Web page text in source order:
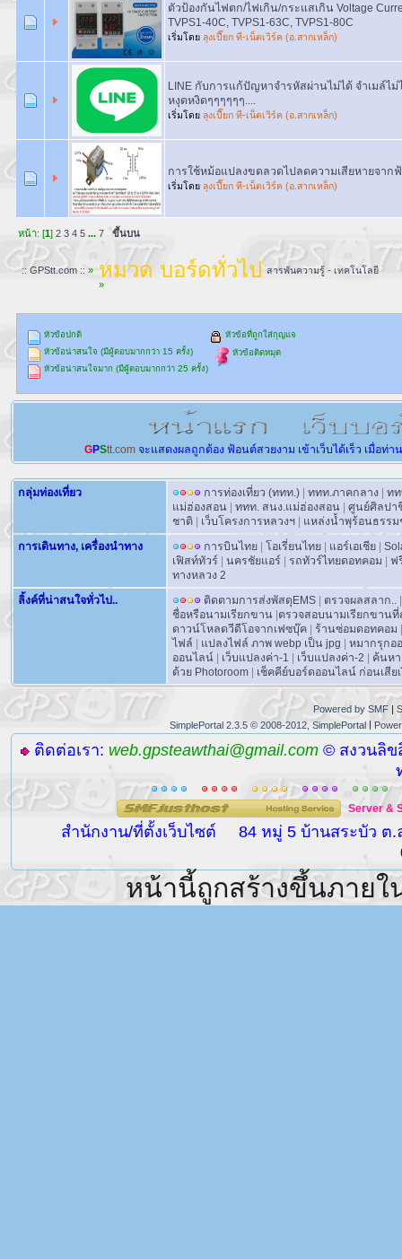
ตัวป้องกันไฟตก/ไฟเกิน/กระแสเกิน Voltage
TVPS1-40C, TVPS1-63C, TVPS1-80C
เริ่มโดย ลุงเปี๊ยก ที-เน็ตเวิร์ค (อ.สากเหล็ก)
LINE กับการแก้ปัญหาจำรหัสผ่านไม่ได้ จำเมล์ไ
หงุดหงิดๆๆๆๆๆๆ....
เริ่มโดย ลุงเปี๊ยก ที-เน็ตเวิร์ค (อ.สากเหล็ก)
การใช้หม้อแปลงขดลวดไปลดความเสียหายจาก
เริ่มโดย ลุงเปี๊ยก ที-เน็ตเวิร์ค (อ.สากเหล็ก)
หน้า: [1]2 3 4 5 ...7 ขึ้นบน
:: GPStt.com :: » หมวด บอร์ดทั่วไป
»
สารพันความรู้ - เทคโนโลยี
หัวข้อปกติ
หัวข้อน่าสนใจ (มีผู้ตอบมากกว่า 15 ครั้ง)
หัวข้อน่าสนใจมาก (มีผู้ตอบมากกว่า 25 ครั้ง)
หัวข้อที่ถูกใส่กุญแจ
หัวข้อติดหมุด
GPStt.com จะแสดงผลถูกต้อง ฟ้อนต์สวยงาม เข้าเว็บได้เร็ว เมื่อท่า
กลุ่มท่องเที่ยว การท่องเที่ยว (ททท.) | ททท.ภาคกลาง | ท
แม่ฮ่องสอน | ททท. สนง.แม่ฮ่องสอน | ศูนย์ศิลปา
ชาติ | เว็บโครงการหลวงฯ | แหล่งน้ำพุร้อนธรร
การเดินทาง, เครื่องนำทาง
การบินไทย | โอเรี่ยนไทย | แอร์เอเชีย |
เฟิสท์ทัวร์ | นครชัยแอร์ | รถทัวร์ไทยดอทคอม | ฟ
ทางหลวง 2
ลิ้งค์ที่น่าสนใจทั่วไป..
ติดตามการส่งพัสดุEMS | ตรวจผลสลาก..
|
ชื่อหรือนามเรียกขาน |ตรวจสอบนามเรียกขานที่
ดาวน์โหลดวีดีโอจากเฟซบุ๊ค | ร้านซ่อมดอทคอม |
ไฟล์ | แปลงไฟล์ ภาพ webp เป็น jpg | หมากรุกอ
ออนไลน์ | เว็บแปลงค่า-1 | เว็บแปลงค่า-2 | ค้นห
ด้วย Photoroom | เช็คคีย์บอร์ดออนไลน์ ก่อนเสีย
Powered by SMF |
SimplePortal 2.3.5 © 2008-2012, SimplePortal |
ติดต่อเรา: web.gpsteawthai@gmail.com © สงวนลิข
Server &
สำนักงาน/ที่ตั้งเว็บไซต์
84 หมู่ 5 บ้านสระบัว
หน้านี้ถูกสร้างขึ้นภายใ